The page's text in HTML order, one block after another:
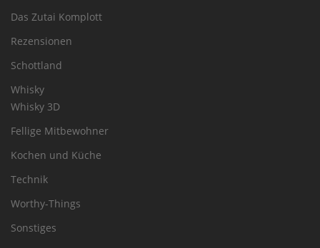
Das Zutai Komplott
Rezensionen
Schottland
Whisky
Whisky 3D
Fellige Mitbewohner
Kochen und Küche
Technik
Worthy-Things
Sonstiges